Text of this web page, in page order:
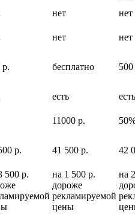
нет
нет
нет
нет
р. бесплатно
есть
есть
11000 р.
р. 41 500 р. 42
500 р.
на 1 500 р.
дороже
рекламируемой
цены
на